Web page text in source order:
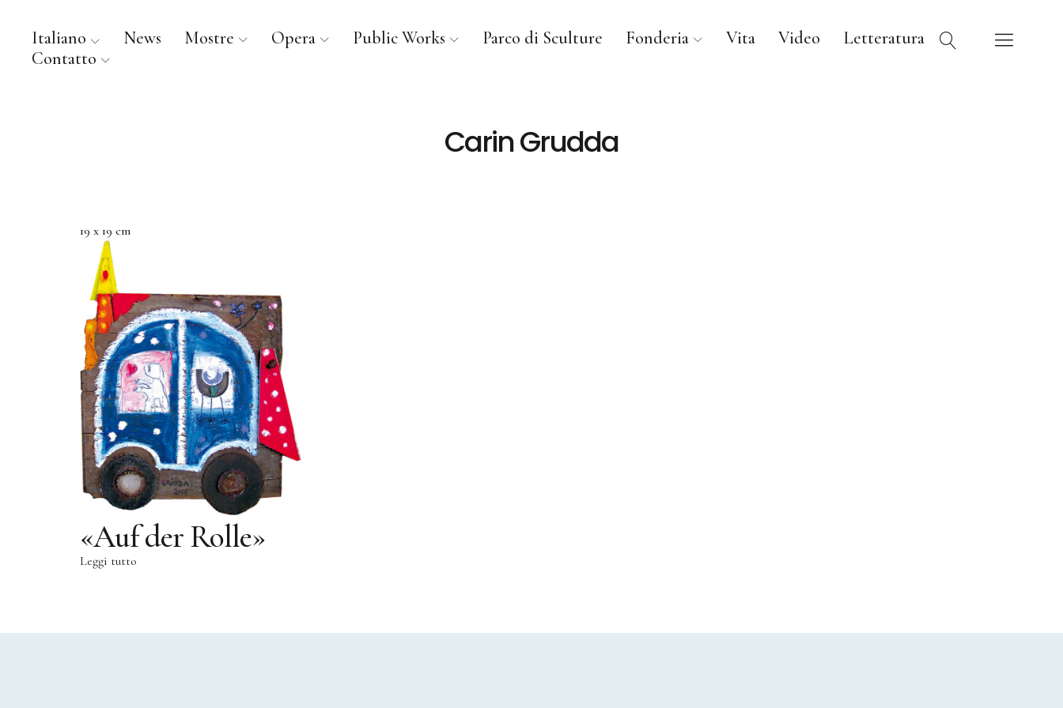
Italiano News Mostre Opera Public Works Parco di Sculture Fonderia Vita Video
Letteratura
Contatto
Carin Grudda
19 x 19 cm
«Auf der Rolle»
Leggi tutto